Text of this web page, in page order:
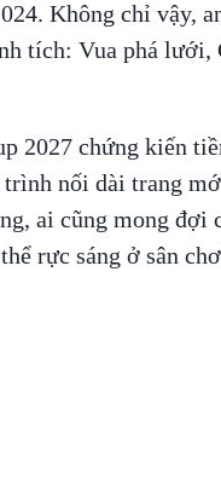
Không chỉ vậy,
tích: Vua phá lưới,
2027 chứng kiến
trình nối dài trang
ai cũng mong đợi
rực sáng ở sân